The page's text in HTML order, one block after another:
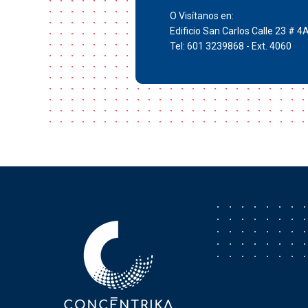
O Visítanos en:
Edificio San Carlos Calle 23 #
Tel: 601 3239868 - Ext. 4060